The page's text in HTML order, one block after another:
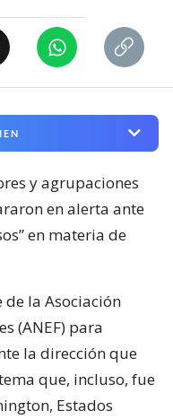
y agrupaciones
en alerta ante
en materia de
de la Asociación
(ANEF) para
la dirección que
que, incluso, fue
Estados